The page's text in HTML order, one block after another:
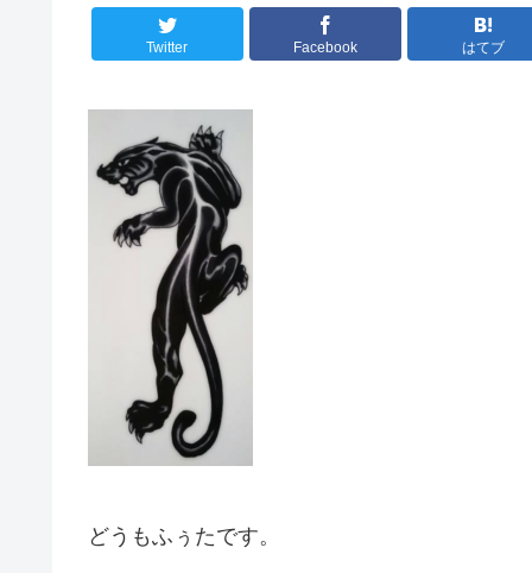
Twitter Facebook はてブ
どうもふぅたです。